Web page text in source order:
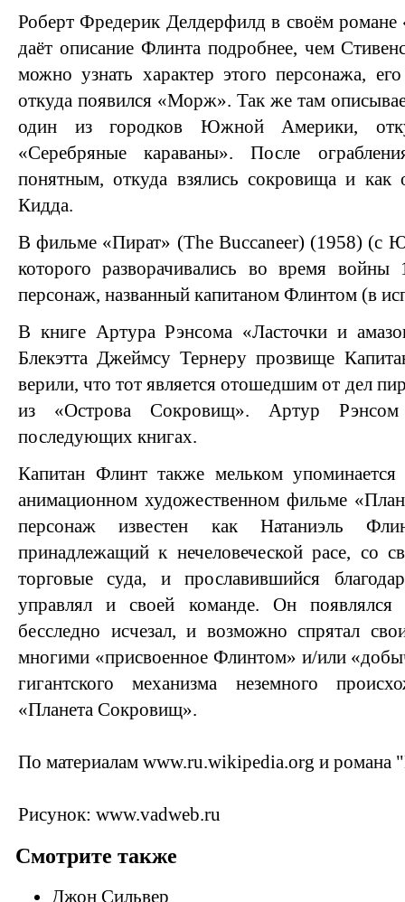
Роберт Фредерик Делдерфилд в своём
даёт описание Флинта подробнее, чем
можно узнать характер этого персонажа,
откуда появился «Морж». Так же там
один из городков Южной Америки,
«Серебряные караваны». После
понятным, откуда взялись сокровища и как
Кидда.
В фильме «Пират» (The Buccaneer) (1958) (c
которого разворачивались во время войны
персонаж, названный капитаном Флинтом (в
В книге Артура Рэнсома «Ласточки и
Блекэтта Джеймсу Тернеру прозвище
верили, что тот является отошедшим от дел
из «Острова Сокровищ». Артур
последующих книгах.
Капитан Флинт также мельком упоминается
анимационном художественном фильме
персонаж известен как Натаниэль
принадлежащий к нечеловеческой расе, со
торговые суда, и прославившийся
управлял и своей команде. Он
бесследно исчезал, и возможно спрятал
многими «присвоенное Флинтом» и/или
гигантского механизма неземного
«Планета Сокровищ».
По материалам www.ru.wikipedia.org и романа
Рисунок: www.vadweb.ru
Смотрите также
Джон Сильвер